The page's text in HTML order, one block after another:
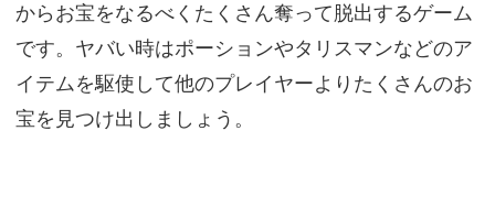
からお宝をなるべくたくさん奪って脱出するゲーム
です。ヤバい時はポーションやタリスマンなどのア
イテムを駆使して他のプレイヤーよりたくさんのお
宝を見つけ出しましょう。